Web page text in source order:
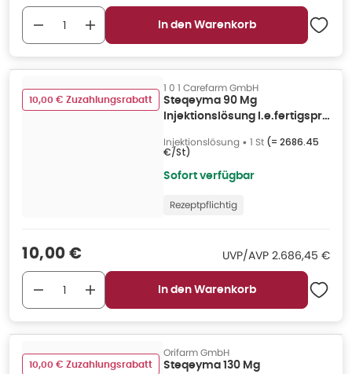
In den Warenkorb
10,00 € Zuzahlungsrabatt
1 0 1 Carefarm GmbH
Steqeyma 90 Mg
Injektionslösung I.e.fertigspr.
Injektionslösung • 1 St (= 2686.45
€/St)
Sofort verfügbar
Rezeptpflichtig
Verkaufspreis
10,00 € UVP/AVP UVP/AVP
2.686,45 €
In den Warenkorb
10,00 € Zuzahlungsrabatt
Orifarm GmbH
Steqeyma 130 Mg